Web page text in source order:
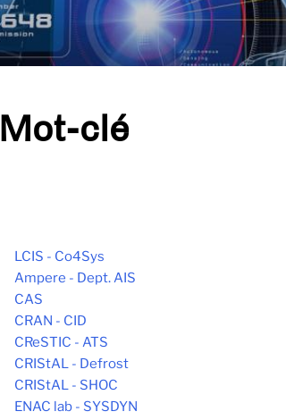
Mot-clé
LCIS - Co4Sys
Ampere - Dept. AIS
CAS
CRAN - CID
CReSTIC - ATS
CRIStAL - Defrost
CRIStAL - SHOC
ENAC lab - SYSDYN